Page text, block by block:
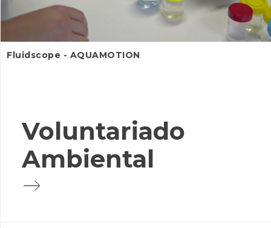
Fluidscope - AQUAMOTION
Voluntariado
Ambiental